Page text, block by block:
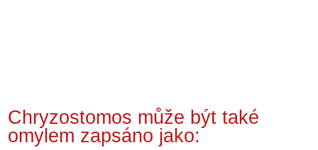
Chryzostomos může být také
omylem zapsáno jako: